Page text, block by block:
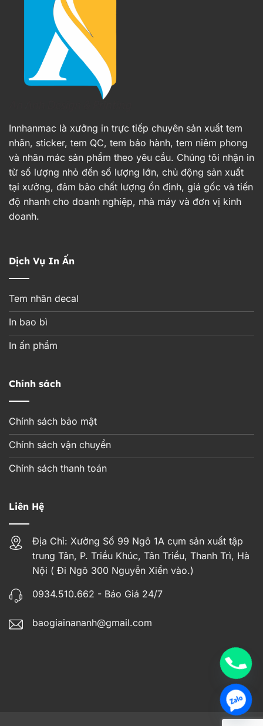
Innhanmac là xưởng in trực tiếp chuyên sản xuất tem
nhãn, sticker, tem QC, tem bảo hành, tem niêm phong
và nhãn mác sản phẩm theo yêu cầu. Chúng tôi nhận in
từ số lượng nhỏ đến số lượng lớn, chủ động sản xuất
tại xưởng, đảm bảo chất lượng ổn định, giá gốc và tiến
độ nhanh cho doanh nghiệp, nhà máy và đơn vị kinh
doanh.
Dịch Vụ In Ấn
Tem nhãn decal
In bao bì
In ấn phẩm
Chính sách
Chính sách bảo mật
Chính sách vận chuyển
Chính sách thanh toán
Liên Hệ
Địa Chỉ: Xưởng Số 99 Ngõ 1A cụm sản xuất tập
trung Tân, P. Triều Khúc, Tân Triều, Thanh Trì, Hà
Nội ( Đi Ngõ 300 Nguyễn Xiển vào.)
0934.510.662 - Báo Giá 24/7
baogiainananh@gmail.com